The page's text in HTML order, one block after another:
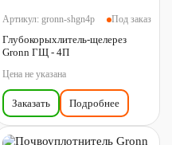
Артикул: gronn-shgn4p Под заказ
Глубокорыхлитель-щелерез
Gronn ГЩ - 4П
Цена не указана
Заказать Подробнее